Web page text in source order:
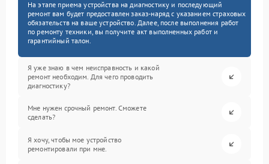
На этапе приема устройства на диагностику и последующий
ремонт вам будет предоставлен заказ-наряд с указанием страховых
обязательств на ваше устройство. Далее, после выполнения работ
по ремонту техники, вы получите акт выполненных работ и
гарантийный талон.
Я уже знаю в чем неисправность и какой
ремонт необходим. Для чего проводить
диагностику?
Мне нужен срочный ремонт. Сможете
сделать?
Я хочу, чтобы мое устройство
ремонтировали при мне.